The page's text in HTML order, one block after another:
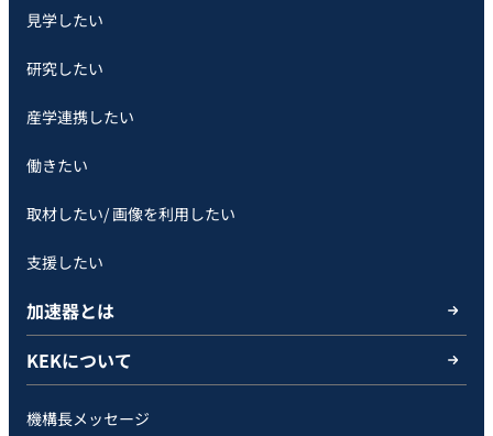
見学したい
研究したい
産学連携したい
働きたい
取材したい/ 画像を利用したい
支援したい
加速器とは
KEKについて
機構長メッセージ